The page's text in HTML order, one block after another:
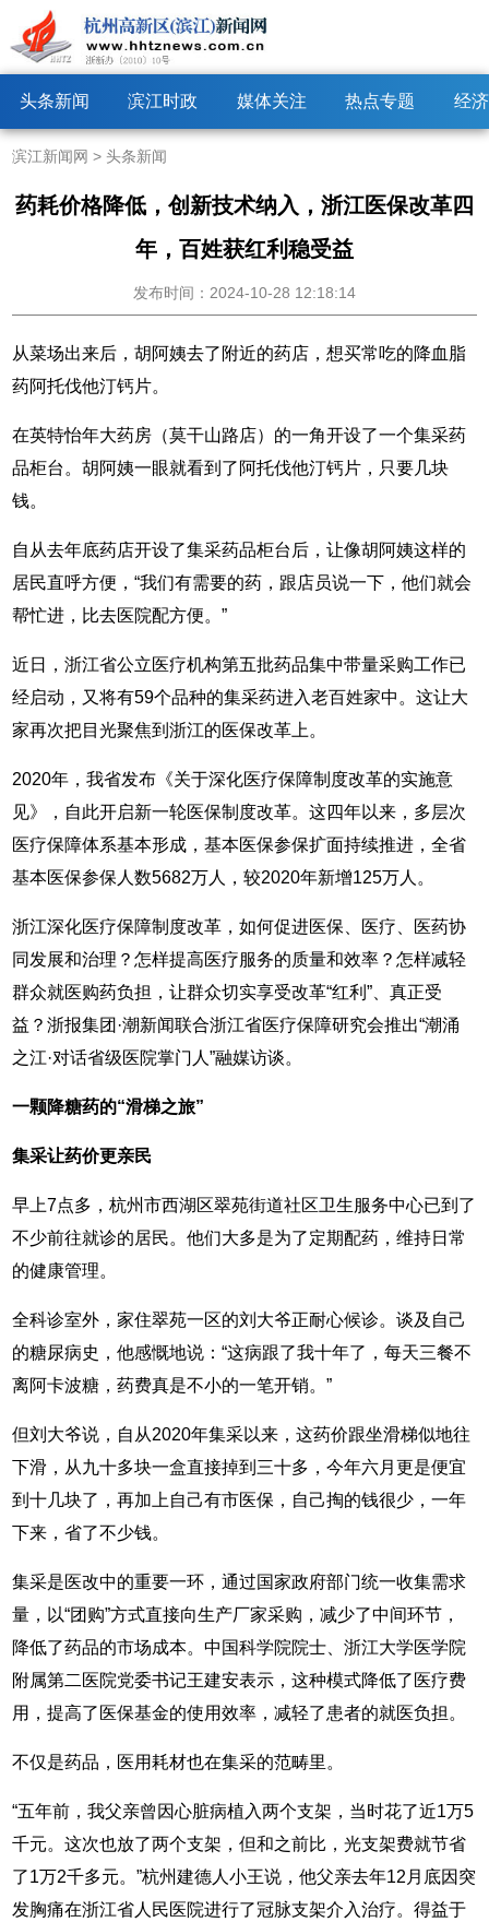
头条新闻 滨江时政 媒体关注 热点专题 经
滨江新闻网 >头条新闻
药耗价格降低，创新技术纳入，浙江医保改革四
年，百姓获红利稳受益
发布时间：2024-10-28 12:18:14
从菜场出来后，胡阿姨去了附近的药店，想买常吃的降血脂
药阿托伐他汀钙片。
在英特怡年大药房（莫干山路店）的一角开设了一个集采药
品柜台。胡阿姨一眼就看到了阿托伐他汀钙片，只要几块
钱。
自从去年底药店开设了集采药品柜台后，让像胡阿姨这样的
居民直呼方便，“我们有需要的药，跟店员说一下，他们就会
帮忙进，比去医院配方便。”
近日，浙江省公立医疗机构第五批药品集中带量采购工作已
经启动，又将有59个品种的集采药进入老百姓家中。这让大
家再次把目光聚焦到浙江的医保改革上。
2020年，我省发布《关于深化医疗保障制度改革的实施意
见》，自此开启新一轮医保制度改革。这四年以来，多层次
医疗保障体系基本形成，基本医保参保扩面持续推进，全省
基本医保参保人数5682万人，较2020年新增125万人。
浙江深化医疗保障制度改革，如何促进医保、医疗、医药协
同发展和治理？怎样提高医疗服务的质量和效率？怎样减轻
群众就医购药负担，让群众切实享受改革“红利”、真正受
益？浙报集团·潮新闻联合浙江省医疗保障研究会推出“潮涌
之江·对话省级医院掌门人”融媒访谈。
一颗降糖药的“滑梯之旅”
集采让药价更亲民
早上7点多，杭州市西湖区翠苑街道社区卫生服务中心已到了
不少前往就诊的居民。他们大多是为了定期配药，维持日常
的健康管理。
全科诊室外，家住翠苑一区的刘大爷正耐心候诊。谈及自己
的糖尿病史，他感慨地说：“这病跟了我十年了，每天三餐不
离阿卡波糖，药费真是不小的一笔开销。”
但刘大爷说，自从2020年集采以来，这药价跟坐滑梯似地往
下滑，从九十多块一盒直接掉到三十多，今年六月更是便宜
到十几块了，再加上自己有市医保，自己掏的钱很少，一年
下来，省了不少钱。
集采是医改中的重要一环，通过国家政府部门统一收集需求
量，以“团购”方式直接向生产厂家采购，减少了中间环节，
降低了药品的市场成本。中国科学院院士、浙江大学医学院
附属第二医院党委书记王建安表示，这种模式降低了医疗费
用，提高了医保基金的使用效率，减轻了患者的就医负担。
不仅是药品，医用耗材也在集采的范畴里。
“五年前，我父亲曾因心脏病植入两个支架，当时花了近1万5
千元。这次也放了两个支架，但和之前比，光支架费就节省
了1万2千多元。”杭州建德人小王说，他父亲去年12月底因突
发胸痛在浙江省人民医院进行了冠脉支架介入治疗。得益于